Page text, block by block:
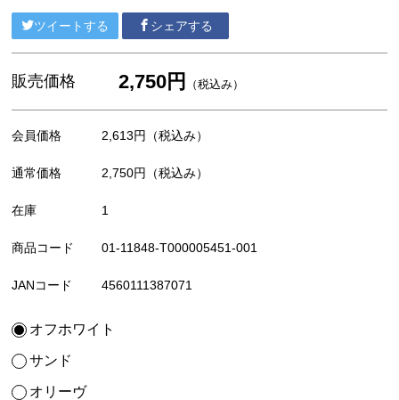
ツイートする シェアする
販売価格 2,750円 （税込み）
会員価格 2,613円 （税込み）
通常価格 2,750円 （税込み）
在庫 1
商品コード 01-11848-T000005451-001
JANコード 4560111387071
オフホワイト
サンド
オリーヴ